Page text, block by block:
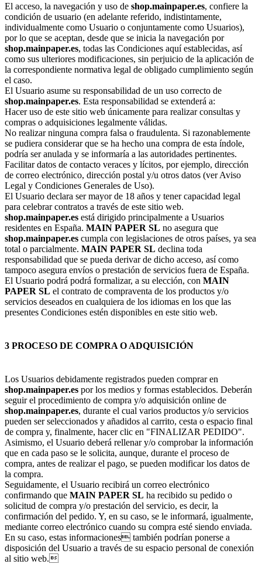
El acceso, la navegación y uso de shop.mainpaper.es, confiere la
condición de usuario (en adelante referido, indistintamente,
individualmente como Usuario o conjuntamente como Usuarios),
por lo que se aceptan, desde que se inicia la navegación por
shop.mainpaper.es, todas las Condiciones aquí establecidas, así
como sus ulteriores modificaciones, sin perjuicio de la aplicación de
la correspondiente normativa legal de obligado cumplimiento según
el caso.
El Usuario asume su responsabilidad de un uso correcto de
shop.mainpaper.es. Esta responsabilidad se extenderá a:
Hacer uso de este sitio web únicamente para realizar consultas y
compras o adquisiciones legalmente válidas.
No realizar ninguna compra falsa o fraudulenta. Si razonablemente
se pudiera considerar que se ha hecho una compra de esta índole,
podría ser anulada y se informaría a las autoridades pertinentes.
Facilitar datos de contacto veraces y lícitos, por ejemplo, dirección
de correo electrónico, dirección postal y/u otros datos (ver Aviso
Legal y Condiciones Generales de Uso).
El Usuario declara ser mayor de 18 años y tener capacidad legal
para celebrar contratos a través de este sitio web.
shop.mainpaper.es está dirigido principalmente a Usuarios
residentes en España. MAIN PAPER SL no asegura que
shop.mainpaper.es cumpla con legislaciones de otros países, ya sea
total o parcialmente. MAIN PAPER SL declina toda
responsabilidad que se pueda derivar de dicho acceso, así como
tampoco asegura envíos o prestación de servicios fuera de España.
El Usuario podrá podrá formalizar, a su elección, con MAIN
PAPER SL el contrato de compraventa de los productos y/o
servicios deseados en cualquiera de los idiomas en los que las
presentes Condiciones estén disponibles en este sitio web.
3 PROCESO DE COMPRA O ADQUISICIÓN
Los Usuarios debidamente registrados pueden comprar en
shop.mainpaper.es por los medios y formas establecidos. Deberán
seguir el procedimiento de compra y/o adquisición online de
shop.mainpaper.es, durante el cual varios productos y/o servicios
pueden ser seleccionados y añadidos al carrito, cesta o espacio final
de compra y, finalmente, hacer clic en "FINALIZAR PEDIDO".
Asimismo, el Usuario deberá rellenar y/o comprobar la información
que en cada paso se le solicita, aunque, durante el proceso de
compra, antes de realizar el pago, se pueden modificar los datos de
la compra.
Seguidamente, el Usuario recibirá un correo electrónico
confirmando que MAIN PAPER SL ha recibido su pedido o
solicitud de compra y/o prestación del servicio, es decir, la
confirmación del pedido. Y, en su caso, se le informará, igualmente,
mediante correo electrónico cuando su compra esté siendo enviada.
En su caso, estas informaciones también podrían ponerse a
disposición del Usuario a través de su espacio personal de conexión
al sitio web.